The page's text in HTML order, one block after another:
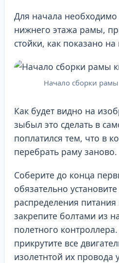
Для начала необходимо
нижнего этажа рамы,
стойки, как показано на
Начало сборки
Как будет видно на
зыбыл это сделать в
поплатился тем, что в
перебрать раму заново.
Соберите до конца
обязательно
распределения питания
закрепите болтами из
полетного
прикрутите все
изолетнтой их провода